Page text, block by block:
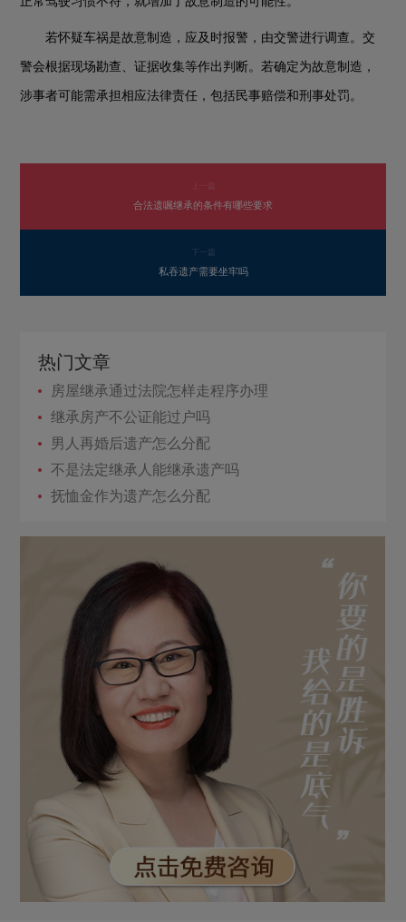
若怀疑车祸是故意制造，应及时报警，由交警进行调查。交
警会根据现场勘查、证据收集等作出判断。若确定为故意制造，
涉事者可能需承担相应法律责任，包括民事赔偿和刑事处罚。
上一篇
合法遗嘱继承的条件有哪些要求
下一篇
私吞遗产需要坐牢吗
热门文章
房屋继承通过法院怎样走程序办理
继承房产不公证能过户吗
男人再婚后遗产怎么分配
不是法定继承人能继承遗产吗
抚恤金作为遗产怎么分配